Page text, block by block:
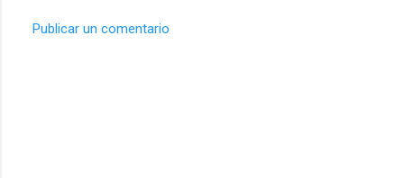
t
Publicar un comentario